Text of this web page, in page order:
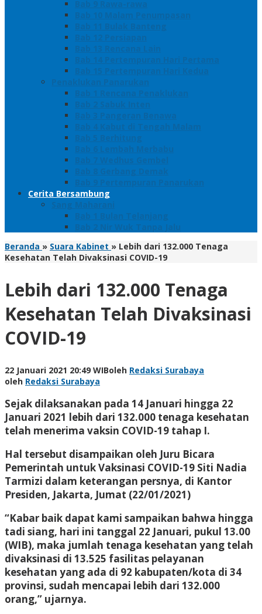
Bab 9 Rawa-rawa
Bab 10 Malam Penumpasan
Bab 11 Bulak Banteng
Bab 12 Persiapan
Bab 13 Rencana Lain
Bab 14 Pertempuran Hari Pertama
Bab 15 Pertempuran Hari Kedua
Penaklukan Panarukan
Bab 1 Rencana Penaklukan
Bab 2 Sabuk Inten
Bab 3 Pangeran Benawa
Bab 4 Kabut di Tengah Malam
Bab 5 Berhitung
Bab 6 Lembah Merbabu
Bab 7 Wedhus Gembel
Bab 8 Gerbang Demak
Bab 9 Pertempuran Panarukan
Cerita Bersambung
Sang Maharani
Bab 1 Bulan Telanjang
Bab 2 Nir Wuk Tanpa Jalu
Beranda » Suara Kabinet » Lebih dari 132.000 Tenaga
Kesehatan Telah Divaksinasi COVID-19
Lebih dari 132.000 Tenaga
Kesehatan Telah Divaksinasi
COVID-19
22 Januari 2021 20:49 WIBoleh Redaksi Surabaya
oleh Redaksi Surabaya
Sejak dilaksanakan pada 14 Januari hingga 22
Januari 2021 lebih dari 132.000 tenaga kesehatan
telah menerima vaksin COVID-19 tahap I.
Hal tersebut disampaikan oleh Juru Bicara
Pemerintah untuk Vaksinasi COVID-19 Siti Nadia
Tarmizi dalam keterangan persnya, di Kantor
Presiden, Jakarta, Jumat (22/01/2021)
“Kabar baik dapat kami sampaikan bahwa hingga
tadi siang, hari ini tanggal 22 Januari, pukul 13.00
(WIB), maka jumlah tenaga kesehatan yang telah
divaksinasi di 13.525 fasilitas pelayanan
kesehatan yang ada di 92 kabupaten/kota di 34
provinsi, sudah mencapai lebih dari 132.000
orang,” ujarnya.